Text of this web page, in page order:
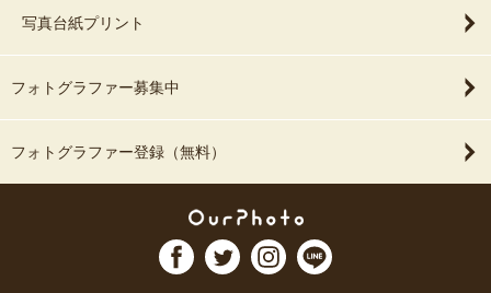
写真台紙プリント
フォトグラファー募集中
フォトグラファー登録（無料）